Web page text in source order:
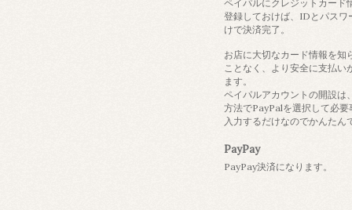
ペイパルにクレジットカード
登録しておけば、IDとパスワ
けで決済完了。
お店に大切なカード情報を知
ことなく、より安全に支払い
ます。
ペイパルアカウントの開設は
方法でPayPalを選択して必要
入力するだけなのでかんたん
PayPay
PayPay決済になります。